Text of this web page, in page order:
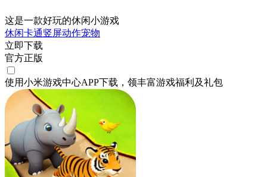
这是一款好玩的休闲小游戏
休闲卡通竖屏动作宠物
立即下载
官方正版
使用小米游戏中心APP下载 ，领丰富游戏福利 及礼包